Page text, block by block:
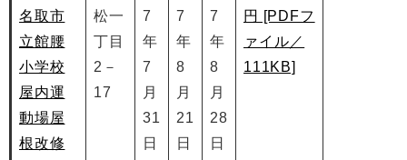
名取市
立館腰
小学校
屋内運
動場屋
根改修
松一
丁目
2－
17
7
年
7
月
31
日
7
年
8
月
21
日
7
年
8
月
28
日
円 [PDFフ
ァイル／
111KB]